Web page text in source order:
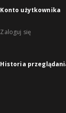
Konto użytkownika
Zaloguj się
Historia